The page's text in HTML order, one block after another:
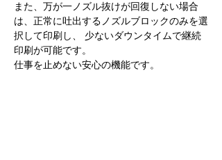
また、万が一ノズル抜けが回復しない場合
は、正常に吐出するノズルブロックのみを選
択して印刷し、 少ないダウンタイムで継続
印刷が可能です。
仕事を止めない安心の機能です。